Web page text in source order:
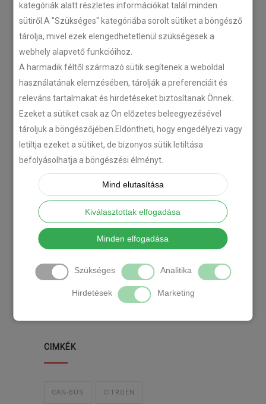
kategóriák alatt részletes információkat talál minden
sütiről.A "Szükséges" kategóriába sorolt sütiket a böngésző
tárolja, mivel ezek elengedhetetlenül szükségesek a
webhely alapvető funkcióihoz.
A harmadik féltől származó sütik segítenek a weboldal
használatának elemzésében, tárolják a preferenciáit és
releváns tartalmakat és hirdetéseket biztosítanak Önnek.
Ezeket a sütiket csak az Ön előzetes beleegyezésével
tároljuk a böngészőjében.Eldöntheti, hogy engedélyezi vagy
letiltja ezeket a sütiket, de bizonyos sütik letiltása
befolyásolhatja a böngészési élményt.
Mind elutasítása
Kiválasztottak elfogadása
Minden elfogadása
Szükséges Analitika
Hirdetések Marketing
N-szériás teherautókhoz
2018-07-26
Isuzu D-MAX 2006 –
Tempomat beszerelés
2018-06-12
Citroën C-Zero tempomat
2018-02-14
KATEGÓRIA
TEMPOMAT TEMPOMAT BESZERELÉS
UTÓLAGOS TEMPOMAT
CIMKÉK
CAN-BUS CITROËN